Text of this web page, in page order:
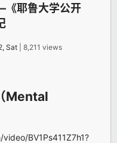
耶鲁大学公开
Sat | 8,211 views
Mental
BV1Ps411Z7h1?